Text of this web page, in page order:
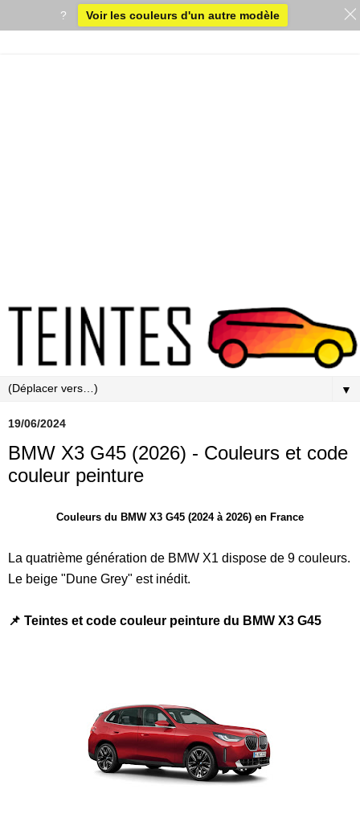
▼
19/06/2024
BMW X3 G45 (2026) - Couleurs et code
couleur peinture
Couleurs du BMW X3 G45 (2024 à 2026) en France
La quatrième génération de BMW X1 dispose de 9 couleurs.
Le beige "Dune Grey" est inédit.
📌 Teintes et code couleur peinture du BMW X3 G45
? Voir les couleurs d'un autre modèle